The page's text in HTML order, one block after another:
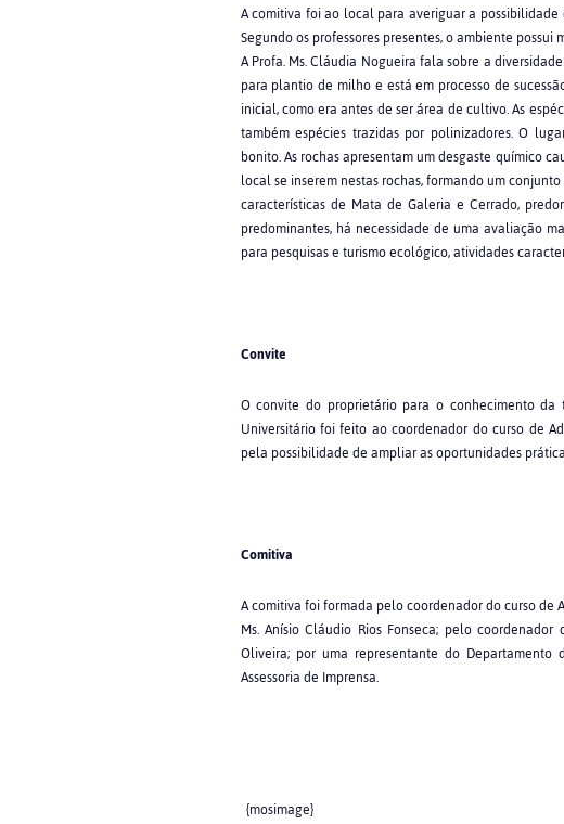
A comitiva foi ao local para averiguar a
Segundo os professores presentes, o ambiente
A Profa. Ms. Cláudia Nogueira fala sobre a
para plantio de milho e está em processo de
inicial, como era antes de ser área de cultivo. As
também espécies trazidas por polinizadores. O
bonito. As rochas apresentam um desgaste químico
local se inserem nestas rochas, formando um
características de Mata de Galeria e Cerrado,
predominantes, há necessidade de uma avaliação
para pesquisas e turismo ecológico, atividades
Convite
O convite do proprietário para o conhecimento
Universitário foi feito ao coordenador do curso de
pela possibilidade de ampliar as oportunidades
Comitiva
A comitiva foi formada pelo coordenador do curso de
Ms. Anísio Cláudio Rios Fonseca; pelo
Oliveira; por uma representante do
Assessoria de Imprensa.
{mosimage}